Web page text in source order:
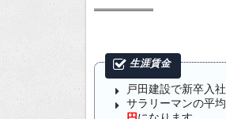
戸田建設で新卒入
サラリーマンの平